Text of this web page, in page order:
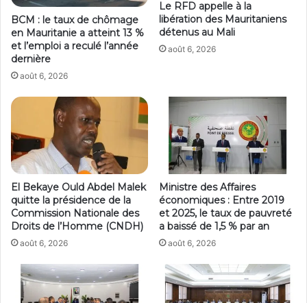
BCM : le taux de chômage
en Mauritanie a atteint 13 %
et l’emploi a reculé l’année
dernière
août 6, 2026
Le RFD appelle à la
libération des Mauritaniens
détenus au Mali
août 6, 2026
El Bekaye Ould Abdel Malek
quitte la présidence de la
Commission Nationale des
Droits de l’Homme (CNDH)
août 6, 2026
Ministre des Affaires
économiques : Entre 2019
et 2025, le taux de pauvreté
a baissé de 1,5 % par an
août 6, 2026